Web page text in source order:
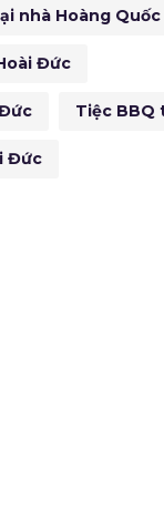
nhà Hoàng
Đức
Tiệc BBQ
Đức